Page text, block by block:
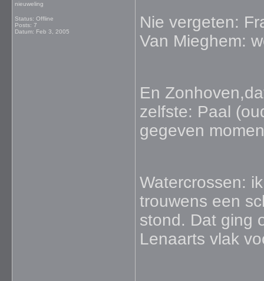
nieuweling
Status: Offline
Posts: 7
Datum: Feb 3, 2005
Nie vergeten:
Van Mieghem:
En
zelfste: Paal
gegeven
Watercrossen:
trouwens een
stond. Dat ging
Lenaarts vlak